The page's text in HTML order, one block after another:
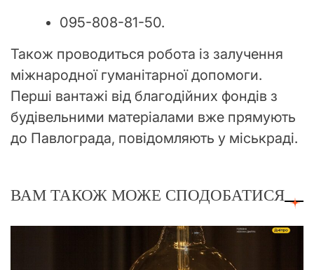
095-808-81-50.
Також проводиться робота із залучення
міжнародної гуманітарної допомоги.
Перші вантажі від благодійних фондів з
будівельними матеріалами вже прямують
до Павлограда, повідомляють у міськраді.
ВАМ ТАКОЖ МОЖЕ СПОДОБАТИСЯ